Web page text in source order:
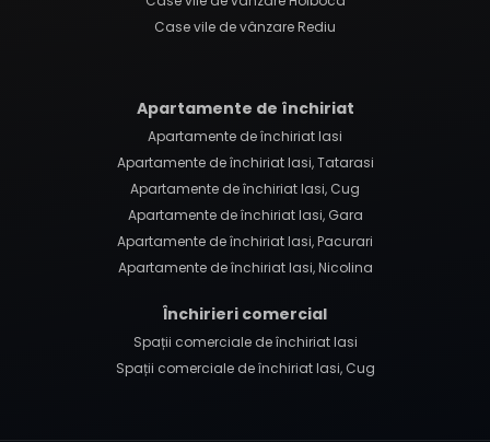
Case vile de vânzare Rediu
Apartamente de închiriat
Apartamente de închiriat Iasi
Apartamente de închiriat Iasi, Tatarasi
Apartamente de închiriat Iasi, Cug
Apartamente de închiriat Iasi, Gara
Apartamente de închiriat Iasi, Pacurari
Apartamente de închiriat Iasi, Nicolina
Închirieri comercial
Spații comerciale de închiriat Iasi
Spații comerciale de închiriat Iasi, Cug